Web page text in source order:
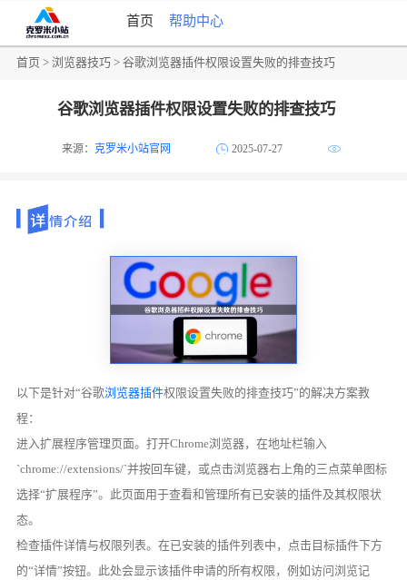
首页 帮助中心
首页 >浏览器技巧 > 谷歌浏览器插件权限设置失败的排查技巧
谷歌浏览器插件权限设置失败的排查技巧
来源：克罗米小站官网 2025-07-27
以下是针对“谷歌浏览器插件权限设置失败的排查技巧”的解决方案教
程：
进入扩展程序管理页面。打开Chrome浏览器，在地址栏输入
`chrome://extensions/`并按回车键，或点击浏览器右上角的三点菜单图标
选择“扩展程序”。此页面用于查看和管理所有已安装的插件及其权限状
态。
检查插件详情与权限列表。在已安装的插件列表中，点击目标插件下方
的“详情”按钮。此处会显示该插件申请的所有权限，例如访问浏览记